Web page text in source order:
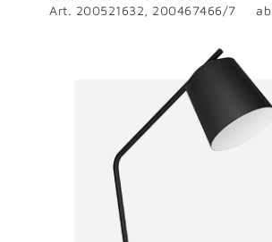
Art. 200521632, 200467466/7 ab